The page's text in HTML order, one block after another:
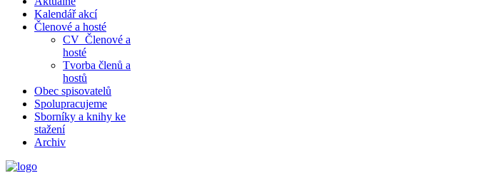
Kalendář akcí
Členové a hosté
CV_Členové a
hosté
Tvorba členů a
hostů
Obec spisovatelů
Spolupracujeme
Sborníky a knihy ke
stažení
Archiv